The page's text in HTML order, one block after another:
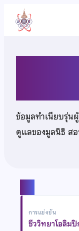
เนื้อหา
ข้อมูลทำเนียบรุ่น
ดูแลของมูลนิธิ ส
การแข่งขัน
ชีววิทยาโอลิม